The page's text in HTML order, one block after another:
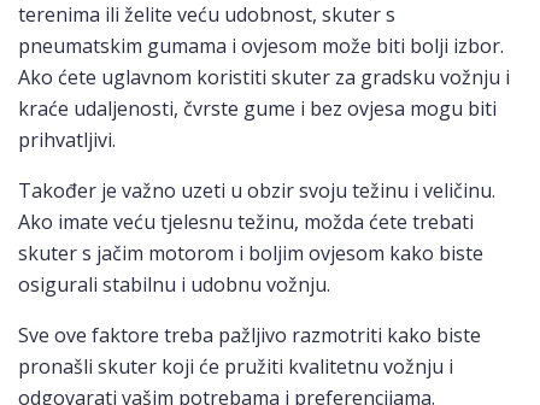
terenima ili želite veću udobnost, skuter s
pneumatskim gumama i ovjesom može biti bolji izbor.
Ako ćete uglavnom koristiti skuter za gradsku vožnju i
kraće udaljenosti, čvrste gume i bez ovjesa mogu biti
prihvatljivi.
Također je važno uzeti u obzir svoju težinu i veličinu.
Ako imate veću tjelesnu težinu, možda ćete trebati
skuter s jačim motorom i boljim ovjesom kako biste
osigurali stabilnu i udobnu vožnju.
Sve ove faktore treba pažljivo razmotriti kako biste
pronašli skuter koji će pružiti kvalitetnu vožnju i
odgovarati vašim potrebama i preferencijama.